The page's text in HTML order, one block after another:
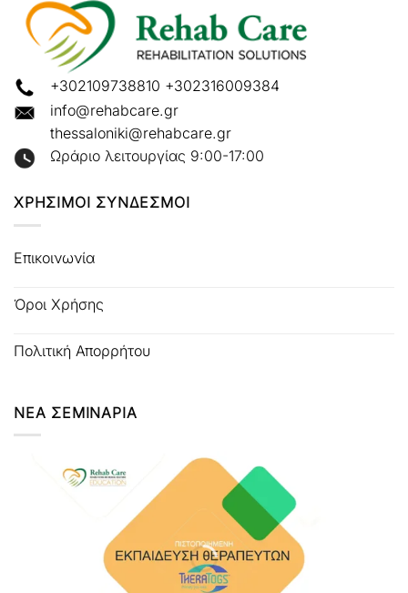
+302109738810 +302316009384
info@rehabcare.gr
thessaloniki@rehabcare.gr
Ωράριο λειτουργίας 9:00-17:00
ΧΡΗΣΙΜΟΙ ΣΥΝΔΕΣΜΟΙ
Επικοινωνία
Όροι Χρήσης
Πολιτική Απορρήτου
ΝΕΑ ΣΕΜΙΝΑΡΙΑ